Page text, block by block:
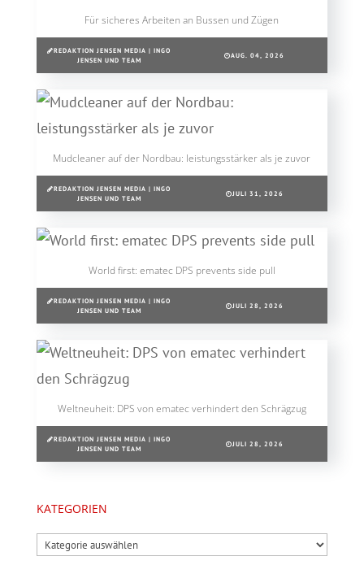
Für sicheres Arbeiten an Bussen und Zügen
REDAKTION JENSEN MEDIA | INGO
JENSEN UND TEAM
AUG. 04, 2026
Mudcleaner auf der Nordbau: leistungsstärker als je zuvor
REDAKTION JENSEN MEDIA | INGO
JENSEN UND TEAM
JULI 31, 2026
World first: ematec DPS prevents side pull
REDAKTION JENSEN MEDIA | INGO
JENSEN UND TEAM
JULI 28, 2026
Weltneuheit: DPS von ematec verhindert den Schrägzug
REDAKTION JENSEN MEDIA | INGO
JENSEN UND TEAM
JULI 28, 2026
KATEGORIEN
Kategorien